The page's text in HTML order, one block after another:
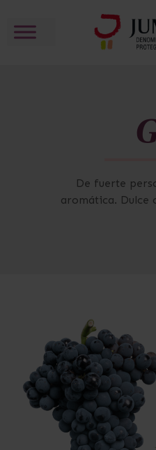
De fuerte
aromática. Dulce